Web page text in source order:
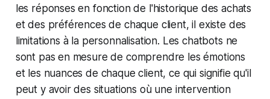
les réponses en fonction de l'historique des achats
et des préférences de chaque client, il existe des
limitations à la personnalisation. Les chatbots ne
sont pas en mesure de comprendre les émotions
et les nuances de chaque client, ce qui signifie qu'il
peut y avoir des situations où une intervention